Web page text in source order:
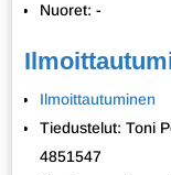
Nuoret: -
Ilmoittautuminen
Tiedustelut: Toni
4851547